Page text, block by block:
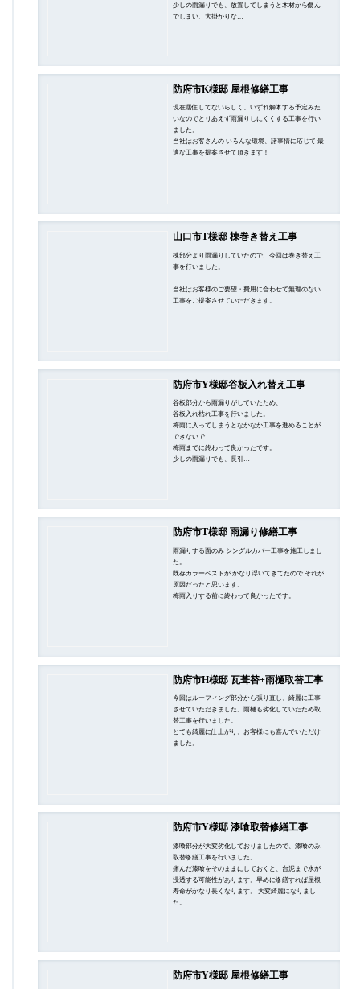
少しの雨漏りでも、放置してしまうと木材から傷ん
でしまい、大掛かりな…
防府市K様邸 屋根修繕工事
現在居住してないらしく、いずれ解体する予定みた
いなのでとりあえず雨漏りしにくくする工事を行い
ました。
当社はお客さんの いろんな環境、諸事情に応じて 最
適な工事を提案させて頂きます！
山口市T様邸 棟巻き替え工事
棟部分より雨漏りしていたので、今回は巻き替え工
事を行いました。
当社はお客様のご要望・費用に合わせて無理のない
工事をご提案させていただきます。
防府市Y様邸谷板入れ替え工事
谷板部分から雨漏りがしていたため、
谷板入れ枯れ工事を行いました。
梅雨に入ってしまうとなかなか工事を進めることが
できないで
梅雨までに終わって良かったです。
少しの雨漏りでも、長引…
防府市T様邸 雨漏り修繕工事
雨漏りする面のみ シングルカバー工事を施工しまし
た。
既存カラーベストが かなり浮いてきてたので それが
原因だったと思います。
梅雨入りする前に終わって良かったです。
防府市H様邸 瓦葺替+雨樋取替工事
今回はルーフィング部分から張り直し、綺麗に工事
させていただきました。雨樋も劣化していたため取
替工事を行いました。
とても綺麗に仕上がり、お客様にも喜んでいただけ
ました。
防府市Y様邸 漆喰取替修繕工事
漆喰部分が大変劣化しておりましたので、漆喰のみ
取替修繕工事を行いました。
痛んだ漆喰をそのままにしておくと、台泥まで水が
浸透する可能性があります。早めに修繕すれば屋根
寿命がかなり長くなります。 大変綺麗になりまし
た。
防府市Y様邸 屋根修繕工事